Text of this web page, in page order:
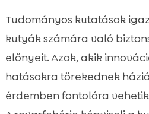
Tudományos kutatások
kutyák számára való
előnyeit. Azok, akik
hatásokra törekednek
érdemben fontolóra